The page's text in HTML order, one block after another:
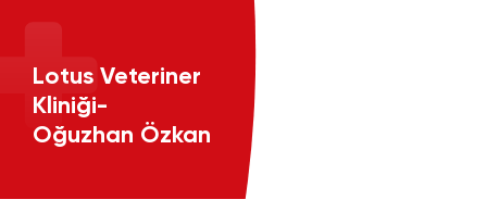
Lotus Veteriner
Kliniği-
Oğuzhan Özkan